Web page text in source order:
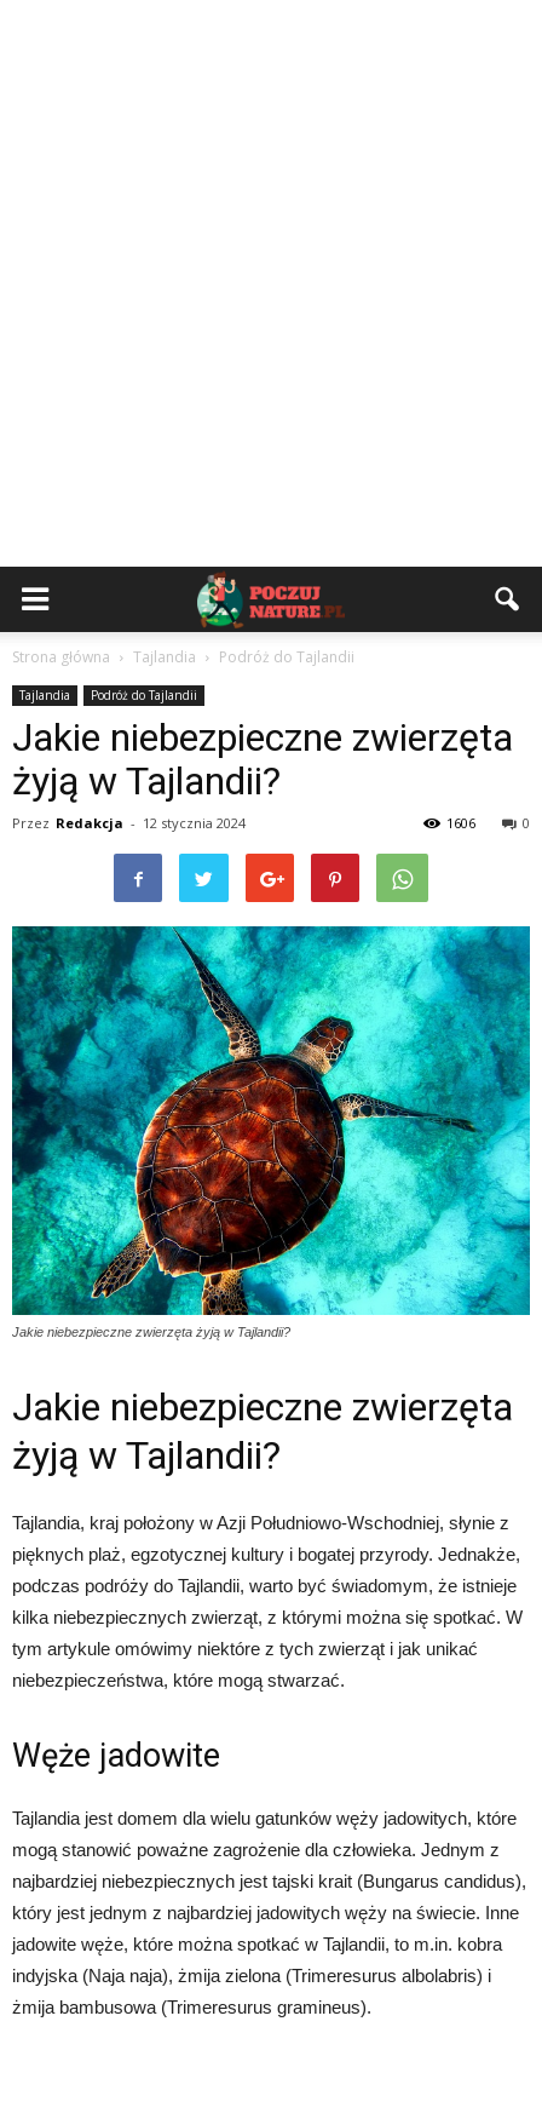
Strona główna Tajlandia Podróż do Tajlandii
Tajlandia Podróż do Tajlandii
Jakie niebezpieczne zwierzęta
żyją w Tajlandii?
Przez Redakcja - 12 stycznia 2024 0
1606
Jakie niebezpieczne zwierzęta żyją w Tajlandii?
Jakie niebezpieczne zwierzęta
żyją w Tajlandii?
Tajlandia, kraj położony w Azji Południowo-Wschodniej, słynie z
pięknych plaż, egzotycznej kultury i bogatej przyrody. Jednakże,
podczas podróży do Tajlandii, warto być świadomym, że istnieje
kilka niebezpiecznych zwierząt, z którymi można się spotkać. W
tym artykule omówimy niektóre z tych zwierząt i jak unikać
niebezpieczeństwa, które mogą stwarzać.
Węże jadowite
Tajlandia jest domem dla wielu gatunków węży jadowitych, które
mogą stanowić poważne zagrożenie dla człowieka. Jednym z
najbardziej niebezpiecznych jest tajski krait (Bungarus candidus),
który jest jednym z najbardziej jadowitych węży na świecie. Inne
jadowite węże, które można spotkać w Tajlandii, to m.in. kobra
indyjska (Naja naja), żmija zielona (Trimeresurus albolabris) i
żmija bambusowa (Trimeresurus gramineus).